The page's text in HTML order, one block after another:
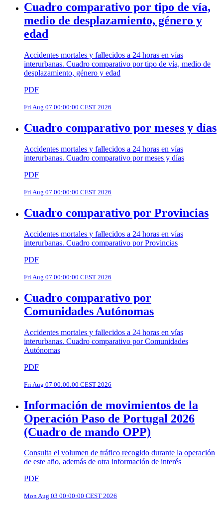
Cuadro comparativo por tipo de vía,
medio de desplazamiento, género y
edad
Accidentes mortales y fallecidos a 24 horas en vías
interurbanas. Cuadro comparativo por tipo de vía, medio de
desplazamiento, género y edad
PDF
Fri Aug 07 00:00:00 CEST 2026
Cuadro comparativo por meses y días
Accidentes mortales y fallecidos a 24 horas en vías
interurbanas. Cuadro comparativo por meses y días
PDF
Fri Aug 07 00:00:00 CEST 2026
Cuadro comparativo por Provincias
Accidentes mortales y fallecidos a 24 horas en vías
interurbanas. Cuadro comparativo por Provincias
PDF
Fri Aug 07 00:00:00 CEST 2026
Cuadro comparativo por
Comunidades Autónomas
Accidentes mortales y fallecidos a 24 horas en vías
interurbanas. Cuadro comparativo por Comunidades
Autónomas
PDF
Fri Aug 07 00:00:00 CEST 2026
Información de movimientos de la
Operación Paso de Portugal 2026
(Cuadro de mando OPP)
Consulta el volumen de tráfico recogido durante la operación
de este año, además de otra información de interés
PDF
Mon Aug 03 00:00:00 CEST 2026